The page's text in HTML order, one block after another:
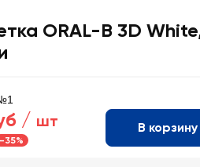
ORAL-B 3D
/ шт
-35%
В корзину